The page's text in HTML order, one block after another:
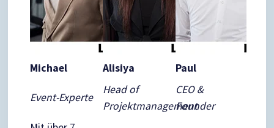
Michael Alisiya Paul
Event-Experte
Head of
Projektmanagement
CEO &
Founder